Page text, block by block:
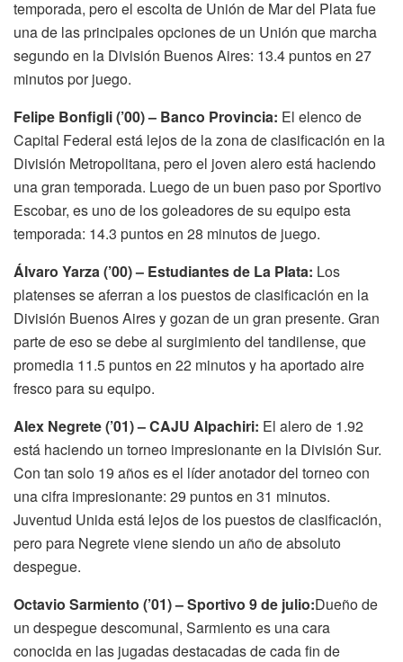
temporada, pero el escolta de Unión de Mar del Plata fue
una de las principales opciones de un Unión que marcha
segundo en la División Buenos Aires: 13.4 puntos en 27
minutos por juego.
Felipe Bonfigli (’00) – Banco Provincia: El elenco de
Capital Federal está lejos de la zona de clasificación en la
División Metropolitana, pero el joven alero está haciendo
una gran temporada. Luego de un buen paso por Sportivo
Escobar, es uno de los goleadores de su equipo esta
temporada: 14.3 puntos en 28 minutos de juego.
Álvaro Yarza (’00) – Estudiantes de La Plata: Los
platenses se aferran a los puestos de clasificación en la
División Buenos Aires y gozan de un gran presente. Gran
parte de eso se debe al surgimiento del tandilense, que
promedia 11.5 puntos en 22 minutos y ha aportado aire
fresco para su equipo.
Alex Negrete (’01) – CAJU Alpachiri: El alero de 1.92
está haciendo un torneo impresionante en la División Sur.
Con tan solo 19 años es el líder anotador del torneo con
una cifra impresionante: 29 puntos en 31 minutos.
Juventud Unida está lejos de los puestos de clasificación,
pero para Negrete viene siendo un año de absoluto
despegue.
Octavio Sarmiento (’01) – Sportivo 9 de julio:Dueño de
un despegue descomunal, Sarmiento es una cara
conocida en las jugadas destacadas de cada fin de